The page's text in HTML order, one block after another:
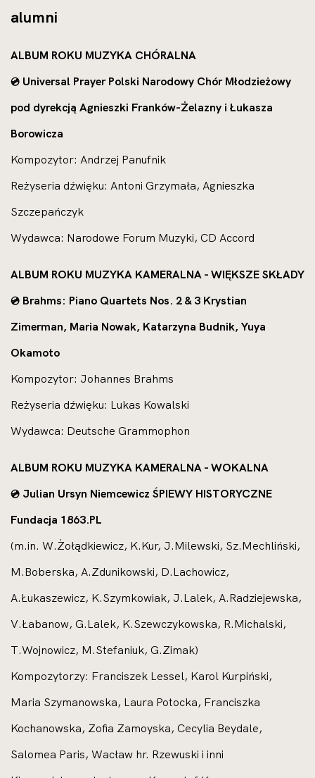
alumni
ALBUM ROKU MUZYKA CHÓRALNA
💿 Universal Prayer Polski Narodowy Chór Młodzieżowy
pod dyrekcją Agnieszki Franków-Żelazny i Łukasza
Borowicza
Kompozytor: Andrzej Panufnik
Reżyseria dźwięku: Antoni Grzymała, Agnieszka
Szczepańczyk
Wydawca: Narodowe Forum Muzyki, CD Accord
ALBUM ROKU MUZYKA KAMERALNA - WIĘKSZE SKŁADY
💿 Brahms: Piano Quartets Nos. 2 & 3 Krystian
Zimerman, Maria Nowak, Katarzyna Budnik, Yuya
Okamoto
Kompozytor: Johannes Brahms
Reżyseria dźwięku: Lukas Kowalski
Wydawca: Deutsche Grammophon
ALBUM ROKU MUZYKA KAMERALNA - WOKALNA
💿 Julian Ursyn Niemcewicz ŚPIEWY HISTORYCZNE
Fundacja 1863.PL
(m.in. W.Żołądkiewicz, K.Kur, J.Milewski, Sz.Mechliński,
M.Boberska, A.Zdunikowski, D.Lachowicz,
A.Łukaszewicz, K.Szymkowiak, J.Lalek, A.Radziejewska,
V.Łabanow, G.Lalek, K.Szewczykowska, R.Michalski,
T.Wojnowicz, M.Stefaniuk, G.Zimak)
Kompozytorzy: Franciszek Lessel, Karol Kurpiński,
Maria Szymanowska, Laura Potocka, Franciszka
Kochanowska, Zofia Zamoyska, Cecylia Beydale,
Salomea Paris, Wacław hr. Rzewuski i inni